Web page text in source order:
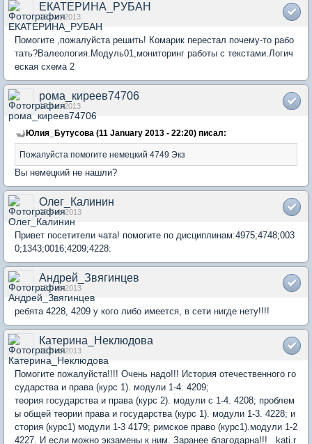
ЕКАТЕРИНА_РУБАН
16 Jan 2013
Помогите ,пожалуйста решить! Комарик перестал почему-то рабо
тать?Валеология.Модуль01,мониторинг работы с текстами.Логич
еская схема 2
рома_киреев74706
17 Jan 2013
Юлия_Бутусова (11 January 2013 - 22:20) писал:
Пожалуйста помогите немецкий 4749 Экз
Вы немецкий не нашли?
Олег_Калинин
07 Feb 2013
Привет посетители чата! помогите по дисциплинам:4975;4748;003
0;1343;0016;4209;4228:
Андрей_Звягинцев
13 Feb 2013
ребята 4228, 4209 у кого либо имеется, в сети нигде нету!!!!
Катерина_Неклюдова
16 Feb 2013
Помогите пожалуйста!!!! Очень надо!!! История отечественного го
сударства и права (курс 1). модули 1-4. 4209;
теория государства и права (курс 2). модули с 1-4. 4208; проблем
ы общей теории права и государства (курс 1). модули 1-3. 4228; и
стория (курс1) модули 1-3 4179; римское право (курс1).модули 1-2
4227. И если можно экзамены к ним. Заранее благодарна!!!
kati.r